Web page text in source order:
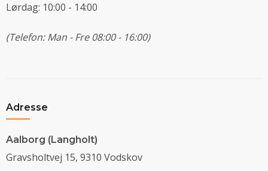
Lørdag: 10:00 - 14:00
(Telefon: Man - Fre 08:00 - 16:00)
Adresse
Aalborg (Langholt)
Gravsholtvej 15, 9310 Vodskov